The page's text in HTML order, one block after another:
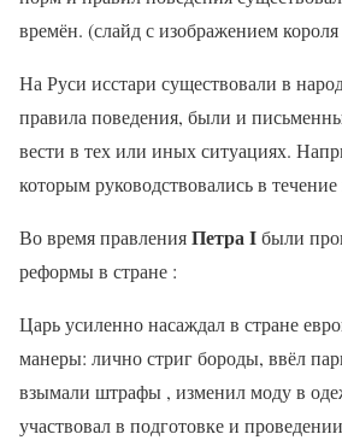
времён. (слайд с изображением
На Руси исстари существовали в
правила поведения, были и
вести в тех или иных ситуациях.
которым руководствовались в
Во время правленияПетра Iбыли
реформы в стране :
Царь усиленно насаждал в стране
манеры: лично стриг бороды, ввёл
взымали штрафы , изменил моду в
участвовал в подготовке и